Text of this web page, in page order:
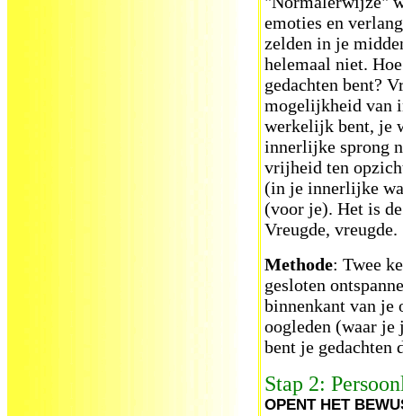
emoties en
zelden in je
helemaal niet.
gedachten bent?
mogelijkheid van
werkelijk bent, je
innerlijke sprong
vrijheid ten
(in je innerlijke
(voor je). Het is
Vreugde, vreugde.
Methode: Twee
gesloten
binnenkant van je
oogleden (waar je
bent je gedachten
Stap 2:
OPENT HET